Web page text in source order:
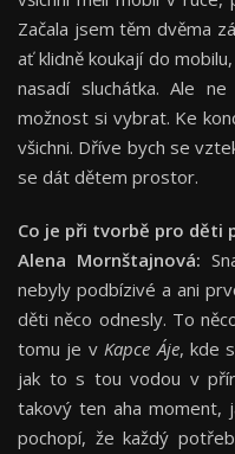
Začala jsem těm dvěma
ať klidně koukají do
nasadí sluchátka. Ale
možnost si vybrat. Ke
všichni. Dříve bych se
se dát dětem prostor.
Co je při tvorbě pro děti
Alena Mornštajnová:
nebyly podbízivé a ani
děti něco odnesly. To
tomu je vKapce Áje, kde
jak to s tou vodou v
takový ten aha moment,
pochopí, že každý